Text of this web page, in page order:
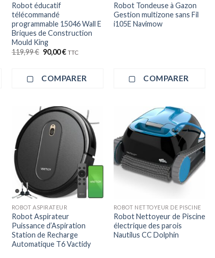
Robot éducatif
télécommandé
programmable 15046 Wall E
Briques de Construction
Mould King
119,99€ Le
prix
119,99 €.
90,00€Le
90,00 €.
TTC
COMPARER
Robot Tondeuse à Gazon
Gestion multizone sans Fil
i105E Navimow
COMPARER
+
ROBOT ASPIRATEUR
Robot Aspirateur
Puissance d’Aspiration
Station de Recharge
Automatique T6 Vactidy
ROBOT NETTOYEUR DE PISCINE
Robot Nettoyeur de Piscine
électrique des parois
Nautilus CC Dolphin